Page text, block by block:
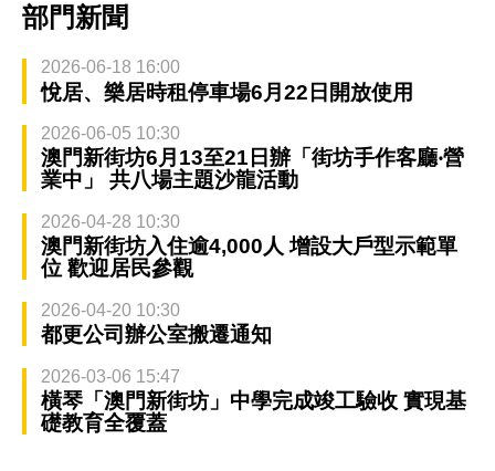
部門新聞
2026-06-18 16:00
悅居、樂居時租停車場6月22日開放使用
2026-06-05 10:30
澳門新街坊6月13至21日辦「街坊手作客廳‧營
業中」 共八場主題沙龍活動
2026-04-28 10:30
澳門新街坊入住逾4,000人 增設大戶型示範單
位 歡迎居民參觀
2026-04-20 10:30
都更公司辦公室搬遷通知
2026-03-06 15:47
橫琴「澳門新街坊」中學完成竣工驗收 實現基
礎教育全覆蓋